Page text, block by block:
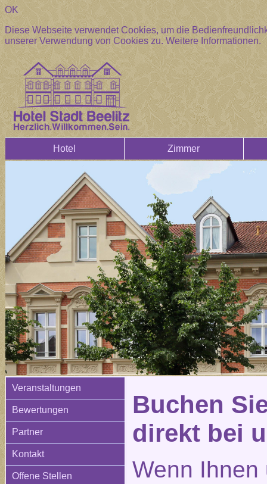
OK
Diese Webseite verwendet Cookies, um die
unserer Verwendung von Cookies zu.Weitere Informationen.
Hotel Zimmer
Veranstaltungen
Bewertungen
Partner
Kontakt
Offene Stellen
Buchen
direkt bei
Wenn Ihnen